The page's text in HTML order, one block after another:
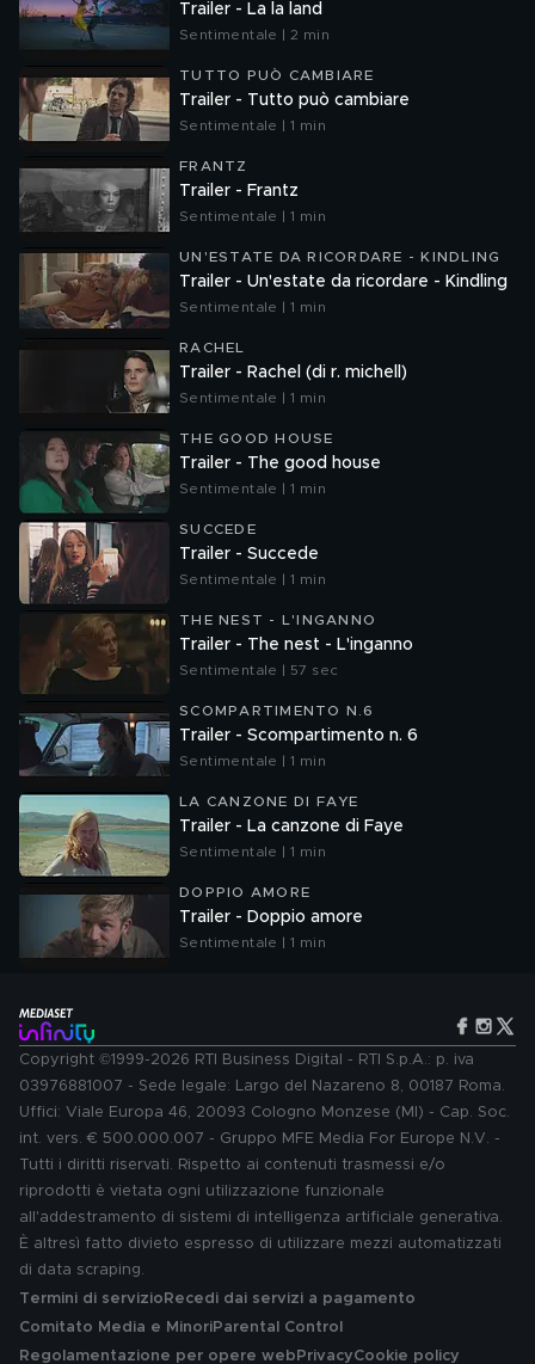
Trailer - La la land
Sentimentale | 2 min
TUTTO PUÒ CAMBIARE
Trailer - Tutto può cambiare
Sentimentale | 1 min
FRANTZ
Trailer - Frantz
Sentimentale | 1 min
UN'ESTATE DA RICORDARE - KINDLING
Trailer - Un'estate da ricordare - Kindling
Sentimentale | 1 min
RACHEL
Trailer - Rachel (di r. michell)
Sentimentale | 1 min
THE GOOD HOUSE
Trailer - The good house
Sentimentale | 1 min
SUCCEDE
Trailer - Succede
Sentimentale | 1 min
THE NEST - L'INGANNO
Trailer - The nest - L'inganno
Sentimentale | 57 sec
SCOMPARTIMENTO N.6
Trailer - Scompartimento n. 6
Sentimentale | 1 min
LA CANZONE DI FAYE
Trailer - La canzone di Faye
Sentimentale | 1 min
DOPPIO AMORE
Trailer - Doppio amore
Sentimentale | 1 min
Copyright ©1999-2026 RTI Business Digital - RTI S.p.A.: p. iva
03976881007 - Sede legale: Largo del Nazareno 8, 00187 Roma.
Uffici: Viale Europa 46, 20093 Cologno Monzese (MI) - Cap. Soc.
int. vers. € 500.000.007 - Gruppo MFE Media For Europe N.V. -
Tutti i diritti riservati. Rispetto ai contenuti trasmessi e/o
riprodotti è vietata ogni utilizzazione funzionale
all'addestramento di sistemi di intelligenza artificiale generativa.
È altresì fatto divieto espresso di utilizzare mezzi automatizzati
di data scraping.
Termini di servizio Recedi dai servizi a pagamento
Comitato Media e MinoriParental Control
Regolamentazione per opere web PrivacyCookie policy